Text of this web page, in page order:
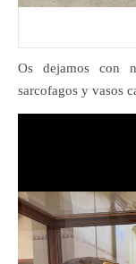
Os dejamos con
sarcofagos y vasos